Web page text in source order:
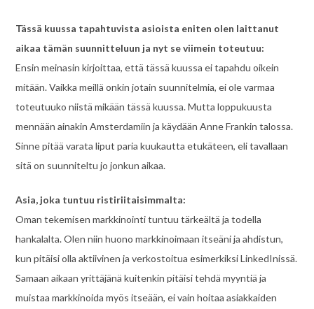
Tässä kuussa tapahtuvista asioista eniten olen laittanut
aikaa tämän suunnitteluun ja nyt se viimein toteutuu:
Ensin meinasin kirjoittaa, että tässä kuussa ei tapahdu oikein
mitään. Vaikka meillä onkin jotain suunnitelmia, ei ole varmaa
toteutuuko niistä mikään tässä kuussa. Mutta loppukuusta
mennään ainakin Amsterdamiin ja käydään Anne Frankin talossa.
Sinne pitää varata liput paria kuukautta etukäteen, eli tavallaan
sitä on suunniteltu jo jonkun aikaa.
Asia, joka tuntuu ristiriitaisimmalta:
Oman tekemisen markkinointi tuntuu tärkeältä ja todella
hankalalta. Olen niin huono markkinoimaan itseäni ja ahdistun,
kun pitäisi olla aktiivinen ja verkostoitua esimerkiksi LinkedInissä.
Samaan aikaan yrittäjänä kuitenkin pitäisi tehdä myyntiä ja
muistaa markkinoida myös itseään, ei vain hoitaa asiakkaiden